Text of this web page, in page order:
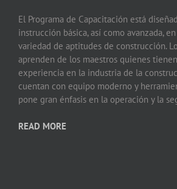
El Programa de Capacitación está
instrucción básica, así como avanzada,
variedad de aptitudes de construcción.
aprenden de los maestros quienes
experiencia en la industria de la
cuentan con equipo moderno y
pone gran énfasis en la operación y la
READ MORE